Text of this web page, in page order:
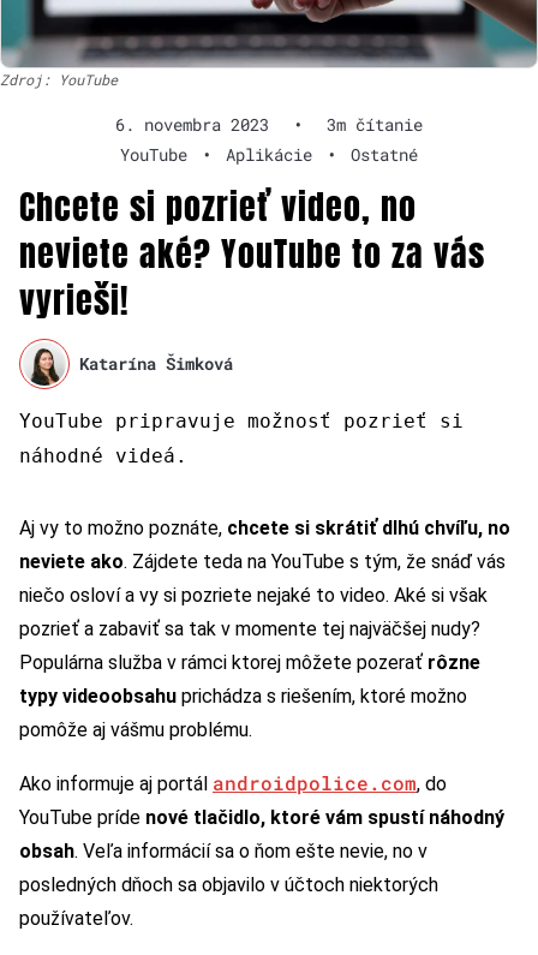
Zdroj: YouTube
6. novembra 2023 •
3m čítanie
YouTube
• Aplikácie • Ostatné
Chcete si pozrieť video, no
neviete aké? YouTube to za vás
vyrieši!
Katarína Šimková
YouTube pripravuje možnosť pozrieť si
náhodné videá.
Aj vy to možno poznáte, chcete si skrátiť dlhú chvíľu, no
neviete ako. Zájdete teda na YouTube s tým, že snáď vás
niečo osloví a vy si pozriete nejaké to video. Aké si však
pozrieť a zabaviť sa tak v momente tej najväčšej nudy?
Populárna služba v rámci ktorej môžete pozerať rôzne
typy videoobsahu prichádza s riešením, ktoré možno
pomôže aj vášmu problému.
Ako informuje aj portál androidpolice.com, do
YouTube príde nové tlačidlo, ktoré vám spustí náhodný
obsah. Veľa informácií sa o ňom ešte nevie, no v
posledných dňoch sa objavilo v účtoch niektorých
používateľov.